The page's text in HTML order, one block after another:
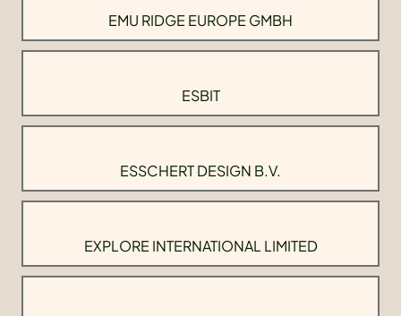
EMU RIDGE EUROPE GMBH
ESBIT
ESSCHERT DESIGN B.V.
EXPLORE INTERNATIONAL LIMITED